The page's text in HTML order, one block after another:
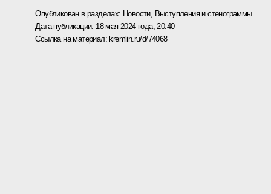
Опубликован в разделах: Новости, Выступления и стенограммы
Дата публикации: 18 мая 2024 года, 20:40
Ссылка на материал: kremlin.ru/d/74068